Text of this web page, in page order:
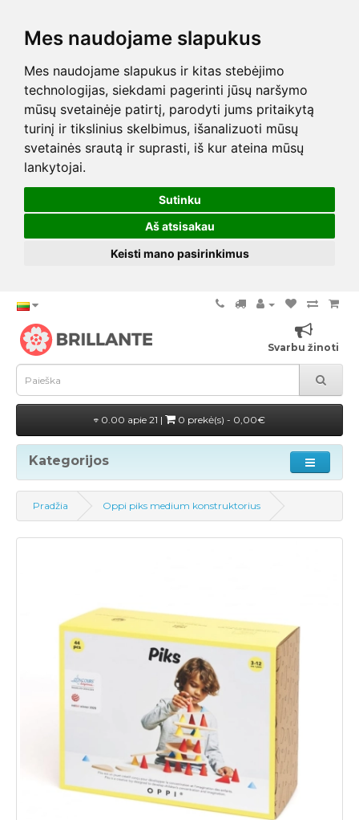
Mes naudojame slapukus
Mes naudojame slapukus ir kitas stebėjimo
technologijas, siekdami pagerinti jūsų naršymo
mūsų svetainėje patirtį, parodyti jums pritaikytą
turinį ir tikslinius skelbimus, išanalizuoti mūsų
svetainės srautą ir suprasti, iš kur ateina mūsų
lankytojai.
Sutinku
Aš atsisakau
Keisti mano pasirinkimus
Svarbu žinoti
0.00 apie 21 | 0 prekė(s) - 0,00€
Kategorijos
Pradžia Oppi piks medium konstruktorius